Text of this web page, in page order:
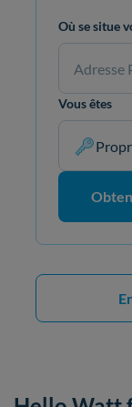
Où se situe
Vous êtes